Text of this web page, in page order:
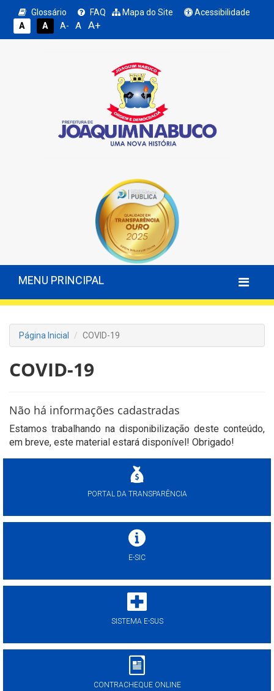
Glossário FAQ Mapa do Site
Acessibilidade
A
A A- A A+
MENU PRINCIPAL
Página Inicial COVID-19
COVID-19
Não há informações cadastradas
Estamos trabalhando na disponibilização deste conteúdo,
em breve, este material estará disponível! Obrigado!
PORTAL DA TRANSPARÊNCIA
E-SIC
SISTEMA E-SUS
CONTRACHEQUE ONLINE